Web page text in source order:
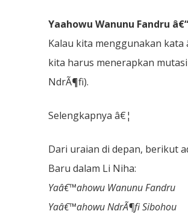
Yaahowu Wanunu Fandru
Kalau kita menggunakan kata
kita harus menerapkan
NdrÃ¶fi).
Selengkapnya â€¦
Dari uraian di depan, berikut
Baru dalam Li Niha:
Yaâ€™ahowu Wanunu Fandru
Yaâ€™ahowu NdrÃ¶fi Sibohou